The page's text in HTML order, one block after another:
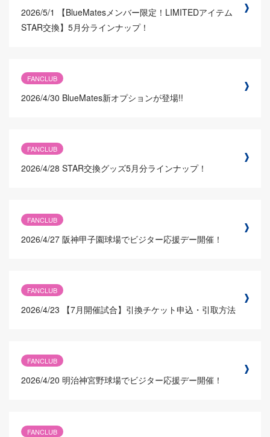
2026/5/1
【BlueMatesメンバー限定！LIMITEDアイテム
STAR交換】5月分ラインナップ！
FANCLUB
2026/4/30 BlueMates新オプションが登場!!
FANCLUB
2026/4/28 STAR交換グッズ5月分ラインナップ！
FANCLUB
2026/4/27 阪神甲子園球場でビジター応援デー開催！
FANCLUB
2026/4/23 【7月開催試合】引換チケット申込・引取方法
FANCLUB
2026/4/20 明治神宮野球場でビジター応援デー開催！
FANCLUB